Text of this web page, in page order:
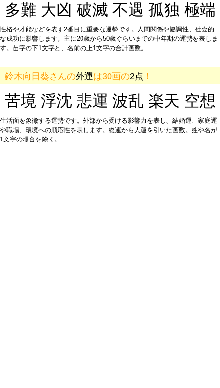
多難 大凶 破滅 不遇 孤独 極端
性格や才能などを表す2番目に重要な運勢です。人間関係や協調性、社会的
な成功に影響します。主に20歳から50歳ぐらいまでの中年期の運勢を表しま
す。苗字の下1文字と、名前の上1文字の合計画数。
鈴木向日葵さんの外運は30画の2点 ！
苦境 浮沈 悲運 波乱 楽天 空想
生活面を象徴する運勢です。外部から受ける影響力を表し、結婚運、家庭運
や職場、環境への順応性を表します。総運から人運を引いた画数。姓や名が
1文字の場合を除く。